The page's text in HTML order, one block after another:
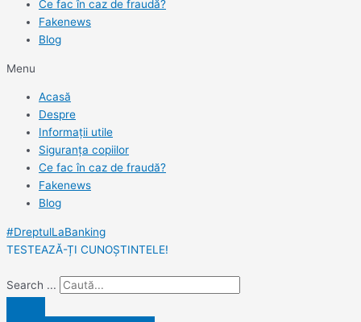
Ce fac în caz de fraudă?
Fakenews
Blog
Menu
Acasă
Despre
Informații utile
Siguranța copiilor
Ce fac în caz de fraudă?
Fakenews
Blog
#DreptulLaBanking
TESTEAZĂ-ȚI CUNOȘTINTELE!
Search ...